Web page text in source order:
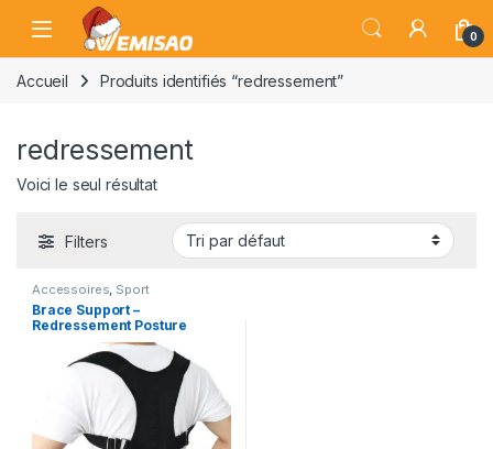
Skip to navigation
Skip to content
Open 0
Accueil Produits identifiés “redressement”
redressement
Voici le seul résultat
Filters
Accessoires Sport
Brace Support –
Redressement Posture